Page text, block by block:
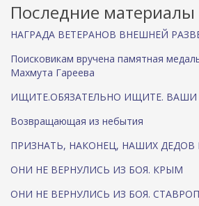
а
)
Последние материалы
НАГРАДА ВЕТЕРАНОВ ВНЕШНЕЙ
Поисковикам вручена памятная
Махмута Гареева
ИЩИТЕ.ОБЯЗАТЕЛЬНО ИЩИТЕ. ВАШИ
Возвращающая из небытия
ПРИЗНАТЬ, НАКОНЕЦ, НАШИХ
ОНИ НЕ ВЕРНУЛИСЬ ИЗ БОЯ. КРЫМ
ОНИ НЕ ВЕРНУЛИСЬ ИЗ БОЯ.